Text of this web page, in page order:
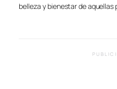
belleza y bienestar de aquellas